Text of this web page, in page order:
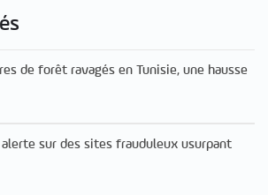
de forêt ravagés en Tunisie, une hausse
sur des sites frauduleux usurpant